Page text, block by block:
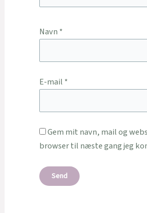
Navn *
E-mail *
Gem mit navn, mail og
browser til næste gang jeg